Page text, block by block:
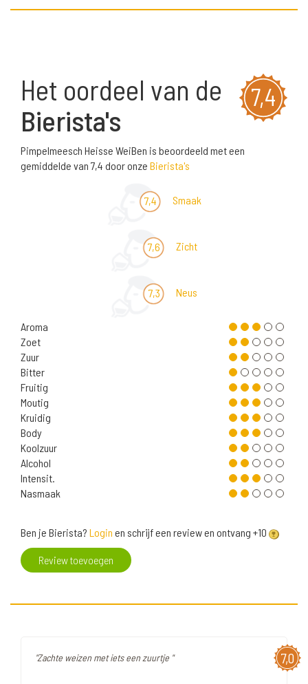
7,4
Het oordeel van de
Bierista's
Pimpelmeesch Heisse WeiBen is beoordeeld met een
gemiddelde van 7,4 door onze Bierista's
7,4 Smaak
7,6 Zicht
7,3 Neus
Aroma
Zoet
Zuur
Bitter
Fruitig
Moutig
Kruidig
Body
Koolzuur
Alcohol
Intensit.
Nasmaak
Ben je Bierista? Login en schrijf een review en ontvang +10
Review toevoegen
7,0
"Zachte weizen met iets een zuurtje "